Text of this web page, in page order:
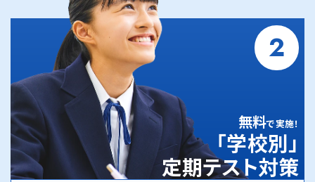
2
無料で実施！
「学校別」
定期テスト対策